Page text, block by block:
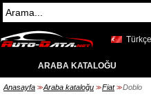
ARABA KATALOĞU
Anasayfa >> Araba kataloğu >> Fiat >> Doblo